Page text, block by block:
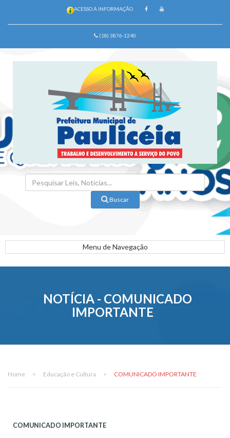
ACESSO À INFORMAÇÃO
(18) 3876-1240
Buscar
Menu de Navegação
NOTÍCIA - COMUNICADO
IMPORTANTE
Home > Educação e Cultura > COMUNICADO IMPORTANTE
COMUNICADO IMPORTANTE